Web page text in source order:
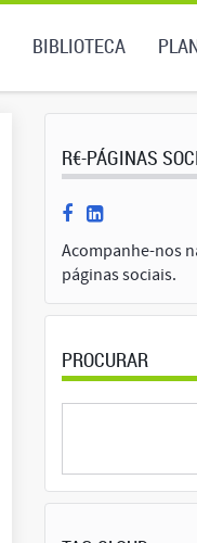
BIBLIOTECA
R€-PÁGINAS
Acompanhe-nos
páginas sociais.
PROCURAR